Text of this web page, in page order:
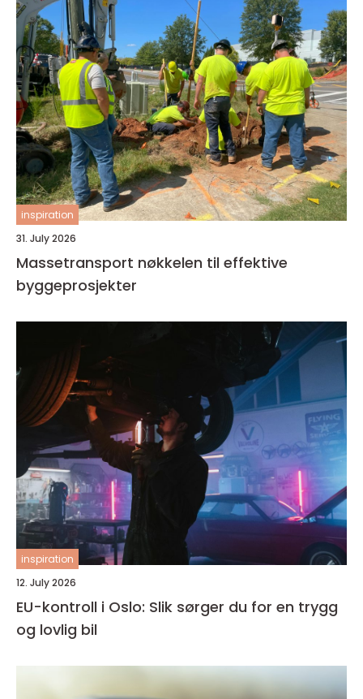
inspiration
31. July 2026
Massetransport nøkkelen til effektive
byggeprosjekter
inspiration
12. July 2026
EU-kontroll i Oslo: Slik sørger du for en trygg
og lovlig bil